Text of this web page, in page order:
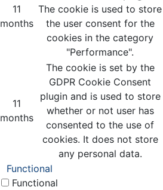
11
months
The cookie is used to store
the user consent for the
cookies in the category
"Performance".
11
months
The cookie is set by the
GDPR Cookie Consent
plugin and is used to store
whether or not user has
consented to the use of
cookies. It does not store
any personal data.
Functional
Functional